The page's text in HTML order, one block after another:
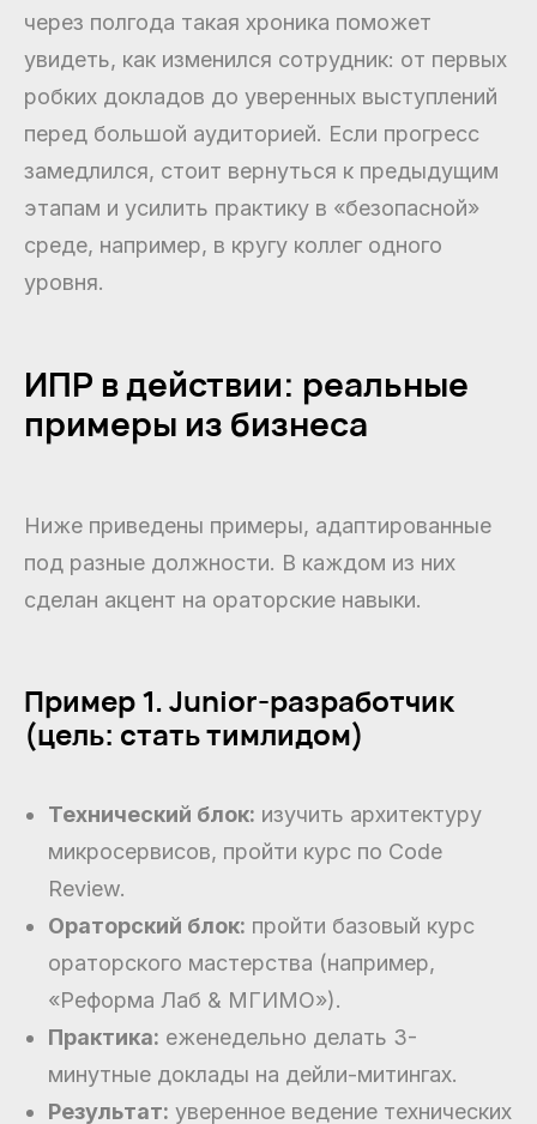
через полгода такая хроника поможет
увидеть, как изменился сотрудник: от первых
робких докладов до уверенных выступлений
перед большой аудиторией. Если прогресс
замедлился, стоит вернуться к предыдущим
этапам и усилить практику в «безопасной»
среде, например, в кругу коллег одного
уровня.
ИПР в действии: реальные
примеры из бизнеса
Ниже приведены примеры, адаптированные
под разные должности. В каждом из них
сделан акцент на ораторские навыки.
Пример 1. Junior-разработчик
(цель: стать тимлидом)
Технический блок: изучить архитектуру
микросервисов, пройти курс по Code
Review.
Ораторский блок: пройти базовый курс
ораторского мастерства (например,
«Реформа Лаб & МГИМО»).
Практика: еженедельно делать 3-
минутные доклады на дейли-митингах.
Результат: уверенное ведение технических